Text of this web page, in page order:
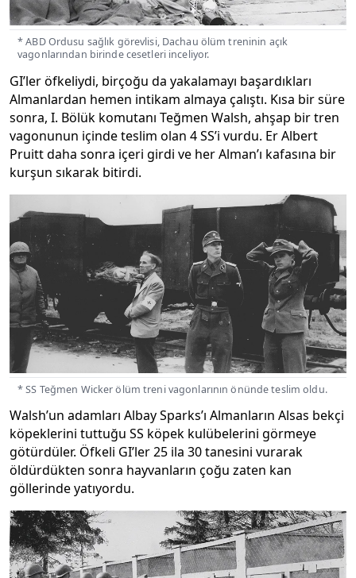
* ABD Ordusu sağlık görevlisi, Dachau ölüm treninin açık
vagonlarından birinde cesetleri inceliyor.
GI’ler öfkeliydi, birçoğu da yakalamayı başardıkları
Almanlardan hemen intikam almaya çalıştı. Kısa bir süre
sonra, I. Bölük komutanı Teğmen Walsh, ahşap bir tren
vagonunun içinde teslim olan 4 SS’i vurdu. Er Albert
Pruitt daha sonra içeri girdi ve her Alman’ı kafasına bir
kurşun sıkarak bitirdi.
* SS Teğmen Wicker ölüm treni vagonlarının önünde teslim oldu.
Walsh’un adamları Albay Sparks’ı Almanların Alsas bekçi
köpeklerini tuttuğu SS köpek kulübelerini görmeye
götürdüler. Öfkeli GI’ler 25 ila 30 tanesini vurarak
öldürdükten sonra hayvanların çoğu zaten kan
göllerinde yatıyordu.